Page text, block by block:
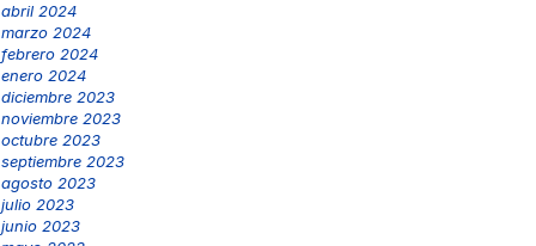
abril 2024
marzo 2024
febrero 2024
enero 2024
diciembre 2023
noviembre 2023
octubre 2023
septiembre 2023
agosto 2023
julio 2023
junio 2023